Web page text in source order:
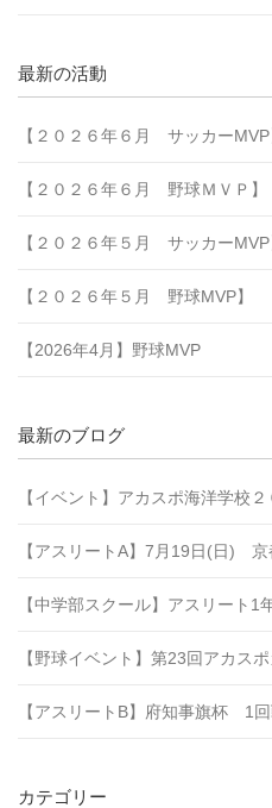
最新の活動
【２０２６年６月 サッカーMVP
【２０２６年６月 野球ＭＶＰ】
【２０２６年５月 サッカーMVP
【２０２６年５月 野球MVP】
【2026年4月】野球MVP
最新のブログ
【イベント】アカスポ海洋学校２
【アスリートA】7月19日(日)
【中学部スクール】アスリート1
【野球イベント】第23回アカス
【アスリートB】府知事旗杯 1
カテゴリー